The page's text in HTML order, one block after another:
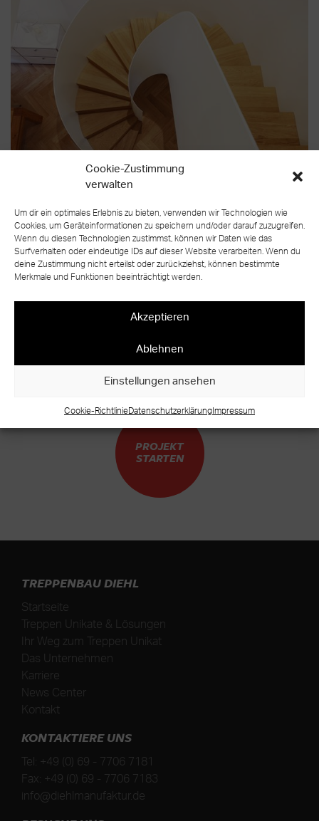
Cookie-Zustimmung
verwalten
Um dir ein optimales Erlebnis zu bieten, verwenden wir Technologien wie
Cookies, um Geräteinformationen zu speichern und/oder darauf zuzugreifen.
Wenn du diesen Technologien zustimmst, können wir Daten wie das
Surfverhalten oder eindeutige IDs auf dieser Website verarbeiten. Wenn du
deine Zustimmung nicht erteilst oder zurückziehst, können bestimmte
Merkmale und Funktionen beeinträchtigt werden.
Akzeptieren
Ablehnen
Einstellungen ansehen
Cookie-RichtlinieDatenschutzerklärungImpressum
zurück zur Übersicht
BEREIT FÜR IHR EIGENES TREPPEN
UNIKAT?
WARUM WARTEN?
PROJEKT
STARTEN
TREPPENBAU DIEHL
Startseite
Treppen Unikate & Lösungen
Ihr Weg zum Treppen Unikat
Das Unternehmen
Karriere
News Center
Kontakt
KONTAKTIERE UNS
Tel: +49 (0) 69 - 7706 7181
Fax: +49 (0) 69 - 7706 7183
info@diehlmanufaktur.de